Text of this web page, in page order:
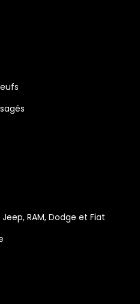
RAM, Dodge et Fiat